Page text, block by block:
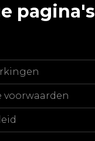
pagina's
voorwaarden